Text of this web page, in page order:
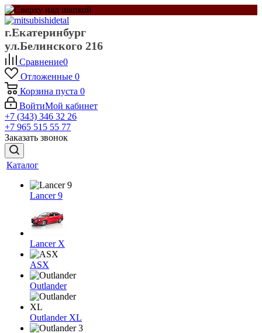
г.Екатеринбург
ул.Белинского 216
Сравнение0
Отложенные 0
Корзина пуста 0
ВойтиМой кабинет
+7 (343) 346 32 26
+7 965 515 55 77
Заказать звонок
Каталог
Lancer 9
Lancer X
ASX
Outlander
Outlander XL